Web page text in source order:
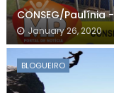
CONSEG/
January 26, 2020
BLOGUEIRO